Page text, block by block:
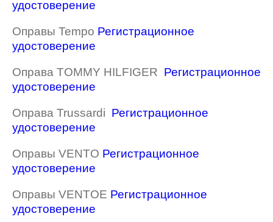
удостоверение
Оправы Tempo Регистрационное
удостоверение
Оправа TOMMY HILFIGER Регистрационное
удостоверение
Оправа Trussardi Регистрационное
удостоверение
Оправы VENTO Регистрационное
удостоверение
Оправы VENTOE Регистрационное
удостоверение